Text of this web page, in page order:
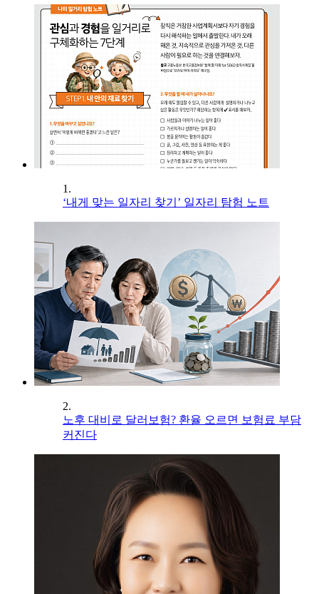
1.
‘내게 맞는 일자리 찾기’ 일자리 탐험 노트
2.
노후 대비로 달러보험? 환율 오르면 보험료 부담
커진다